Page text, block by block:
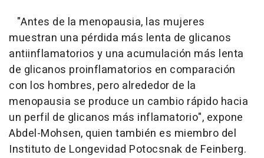
"Antes de la menopausia, las mujeres
muestran una pérdida más lenta de glicanos
antiinflamatorios y una acumulación más lenta
de glicanos proinflamatorios en comparación
con los hombres, pero alrededor de la
menopausia se produce un cambio rápido hacia
un perfil de glicanos más inflamatorio", expone
Abdel-Mohsen, quien también es miembro del
Instituto de Longevidad Potocsnak de Feinberg.